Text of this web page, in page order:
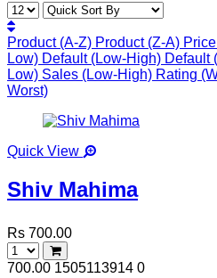
Product (A-Z) Product (Z-A)
Low) Default (Low-High) Default
Low) Sales (Low-High) Rating
Worst)
Quick View
Shiv Mahima
Rs 700.00
700.00 1505113914 0